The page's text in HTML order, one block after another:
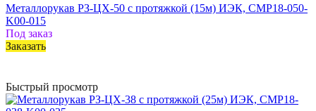
Металлорукав РЗ-ЦХ-50 с протяжкой (15м) ИЭК, CMP18-050-
K00-015
Под заказ
Заказать
Быстрый просмотр